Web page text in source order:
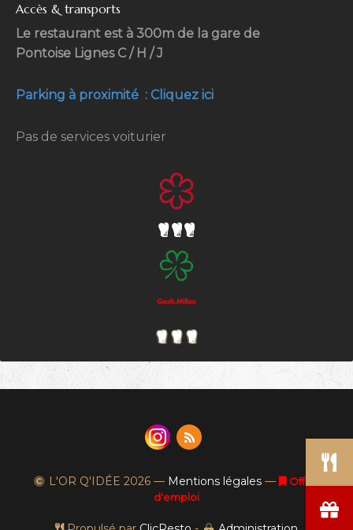
Accès & transports
Le restaurant est à 300m de la gare de
Pontoise Lignes C / H / J
Parking à proximité : Cliquez ici
Pas de services voiturier
L'OR Q'IDÉE 2026 — Mentions légales —
Offres
d'emploi